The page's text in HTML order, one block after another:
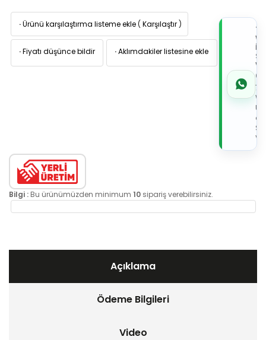
·Ürünü karşılaştırma listeme ekle ( Karşılaştır )
·Fiyatı düşünce bildir ·Aklımdakiler listesine ekle
İLE
de
Bilgi : Bu ürünümüzden minimum 10 sipariş verebilirsiniz.
Açıklama
Ödeme Bilgileri
Video